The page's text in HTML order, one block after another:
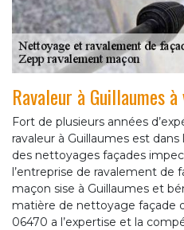
Ravaleur à Guillaumes
Fort de plusieurs années
ravaleur à Guillaumes est
des nettoyages façades
l’entreprise de ravalement de
maçon sise à Guillaumes et
matière de nettoyage façade
06470 a l’expertise et la